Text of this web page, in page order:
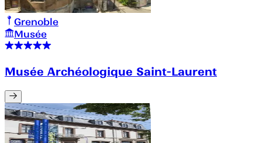
Grenoble
Musée
Musée Archéologique Saint-Laurent